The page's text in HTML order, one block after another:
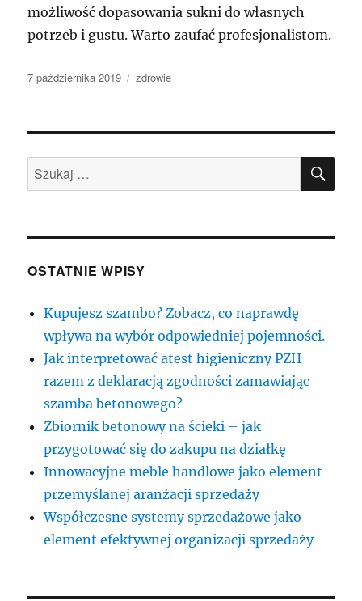
możliwość dopasowania sukni do własnych
potrzeb i gustu. Warto zaufać profesjonalistom.
Data
7 października 2019 Kategorie
zdrowie
Szukaj:
OSTATNIE WPISY
Kupujesz szambo? Zobacz, co naprawdę
wpływa na wybór odpowiedniej pojemności.
Jak interpretować atest higieniczny PZH
razem z deklaracją zgodności zamawiając
szamba betonowego?
Zbiornik betonowy na ścieki – jak
przygotować się do zakupu na działkę
Innowacyjne meble handlowe jako element
przemyślanej aranżacji sprzedaży
Współczesne systemy sprzedażowe jako
element efektywnej organizacji sprzedaży